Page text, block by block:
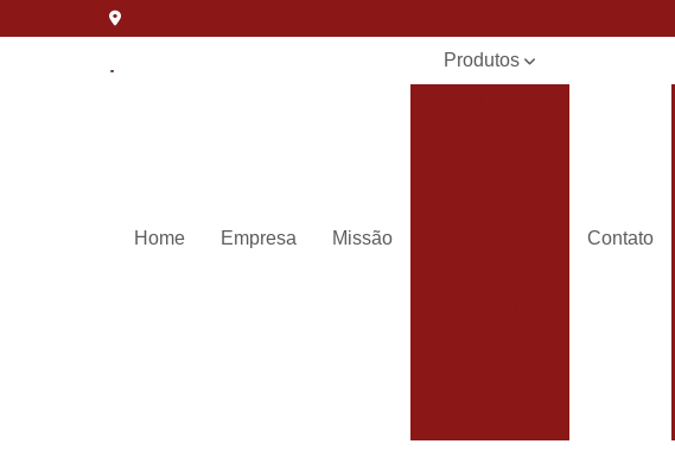
Home Empresa Missão
Produtos
Contato